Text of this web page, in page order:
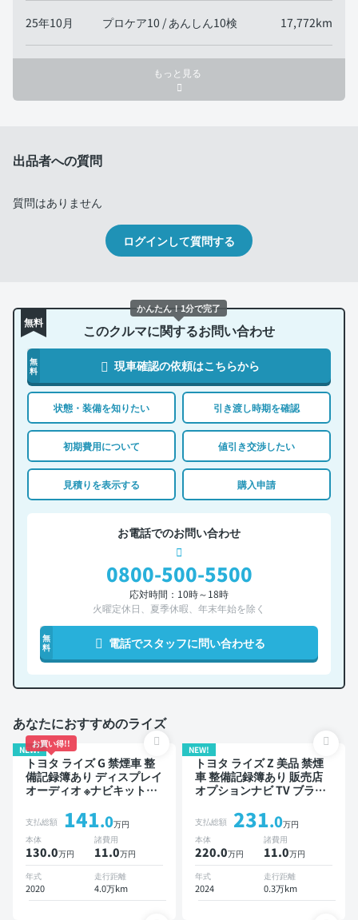
25年10月 プロケア10 / あんしん10検 17,772km
もっと見る
出品者への質問
質問はありません
ログインして質問する
無料 このクルマに関するお問い合わせ
無
料
現車確認の依頼はこちらから
状態・装備を知りたい 引き渡し時期を確認
初期費用について 値引き交渉したい
見積りを表示する 購入申請
お電話でのお問い合わせ
0800-500-5500
応対時間：10時～18時
火曜定休日、夏季休暇、年末年始を除く
無
料
電話でスタッフに問い合わせる
あなたにおすすめのライズ
NEW!
お買い得!!
トヨタ ライズ G 禁煙車 整
備記録簿あり ディスプレイ
オーディオ ※ナビキットあ
モニター スマートキー
ETC 全方位カメラ 衝突軽
減
支払総額 141.0万円
本体
130.0万円
諸費用
11.0万円
年式
2020
走行距離
4.0万km
NEW!
トヨタ ライズ Z 美品 禁煙
車 整備記録簿あり 販売店
オプションナビ TV ブライ
トクルーズ スマートキー
ETC バックモニター 全方
位カメラ ドライブレコーダ
ー 衝突軽減
支払総額 231.0万円
本体
220.0万円
諸費用
11.0万円
年式
2024
走行距離
0.3万km
かんたん！1分で完了